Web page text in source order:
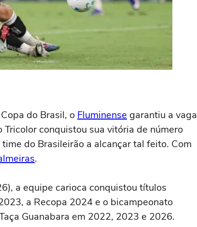
do Brasil, o Fluminense garantiu a vaga
conquistou sua vitória de número
do Brasileirão a alcançar tal feito. Com
.
a equipe carioca conquistou títulos
a Recopa 2024 e o bicampeonato
Guanabara em 2022, 2023 e 2026.